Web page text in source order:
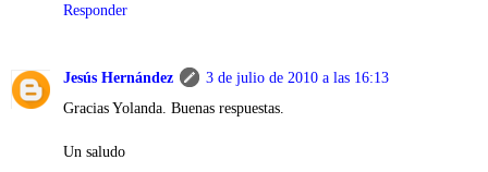
Responder
Jesús Hernández
3 de julio de 2010 a las 16:13
Gracias Yolanda. Buenas respuestas.
Un saludo